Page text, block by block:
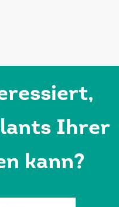
Ihrer
kann?